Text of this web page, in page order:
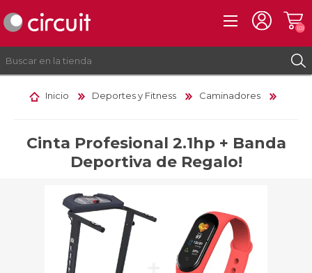
INICIAR SESIÓN
(0)
Inicio Deportes y Fitness Caminadores
Cinta Profesional 2.1hp + Banda
Deportiva de Regalo!